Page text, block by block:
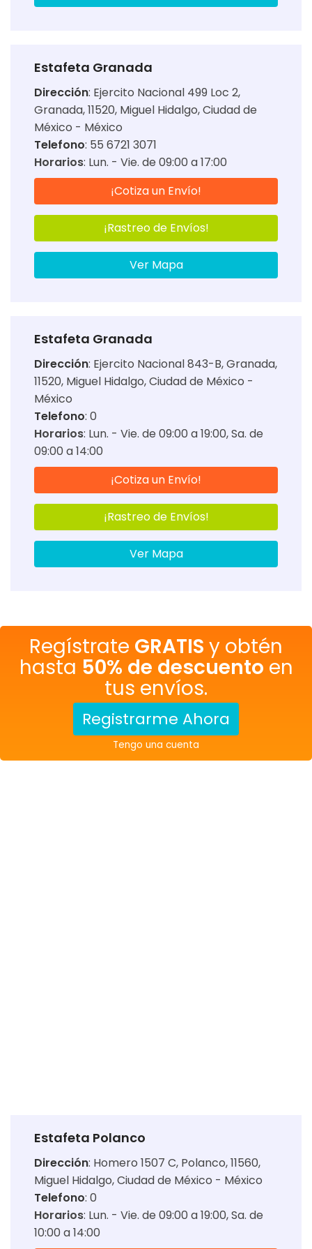
Estafeta Granada
Dirección: Ejercito Nacional 499 Loc 2,
Granada, 11520, Miguel Hidalgo, Ciudad de
México - México
Telefono: 55 6721 3071
Horarios: Lun. - Vie. de 09:00 a 17:00
¡Cotiza un Envío!
¡Rastreo de Envíos!
Ver Mapa
Estafeta Granada
Dirección: Ejercito Nacional 843-B, Granada,
11520, Miguel Hidalgo, Ciudad de México -
México
Telefono: 0
Horarios: Lun. - Vie. de 09:00 a 19:00 Sa. de
09:00 a 14:00
¡Cotiza un Envío!
¡Rastreo de Envíos!
Ver Mapa
Regístrate GRATIS y obtén
hasta 50% de descuento en
tus envíos.
Registrarme Ahora
Tengo una cuenta
Estafeta Polanco
Dirección: Homero 1507 C, Polanco, 11560,
Miguel Hidalgo, Ciudad de México - México
Telefono: 0
Horarios: Lun. - Vie. de 09:00 a 19:00 Sa. de
10:00 a 14:00